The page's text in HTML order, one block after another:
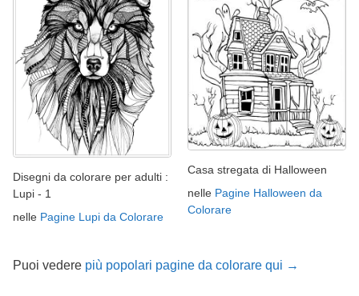
Disegni da colorare per adulti :
Lupi - 1
nelle Pagine Lupi da Colorare
Casa stregata di Halloween
nelle Pagine Halloween da
Colorare
Puoi vedere più popolari pagine da colorare qui →